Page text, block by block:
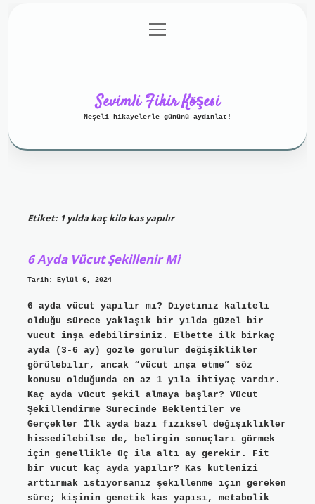
Gizlilik Politikası
menüyü
aç
Sevimli Fikir Köşesi
Neşeli hikayelerle gününü aydınlat!
Etiket: 1 yılda kaç kilo kas yapılır
6 Ayda Vücut Şekillenir Mi
Tarih: Eylül 6, 2024
6 ayda vücut yapılır mı? Diyetiniz kaliteli
olduğu sürece yaklaşık bir yılda güzel bir
vücut inşa edebilirsiniz. Elbette ilk birkaç
ayda (3-6 ay) gözle görülür değişiklikler
görülebilir, ancak “vücut inşa etme” söz
konusu olduğunda en az 1 yıla ihtiyaç vardır.
Kaç ayda vücut şekil almaya başlar? Vücut
Şekillendirme Sürecinde Beklentiler ve
Gerçekler İlk ayda bazı fiziksel değişiklikler
hissedilebilse de, belirgin sonuçları görmek
için genellikle üç ila altı ay gerekir. Fit
bir vücut kaç ayda yapılır? Kas kütlenizi
arttırmak istiyorsanız şekillenme için gereken
süre; kişinin genetik kas yapısı, metabolik